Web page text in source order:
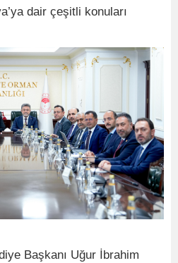
dair çeşitli konuları
Başkanı Uğur İbrahim